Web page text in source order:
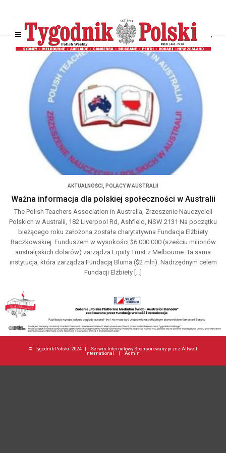
AKTUALNOŚCI , POLACY W AUSTRALII
Ważna informacja dla polskiej społeczności w Australii
The Polish Teachers Association in Australia, Zrzeszenie Nauczycieli
Polskich w Australii, 182 Liverpool Rd, Ashfield, NSW 2131 Na początku
bieżącego roku założona została charytatywna Fundacja Elżbiety
Raczkowskiej. Funduszem w wysokości $6 000 000 (sześciu milionów
australijskich dolarów) zarządza Equity Trust z Melbourne. Ta sama
instytucja, która zarządza Fundacją Bluma ($2 mln). Nadrzędnym celem
Fundacji Elżbiety […]
© Tygodnik Polski 2024 |
Serwis Internetowy Sponsorowany przez Allwelt
International
| Admin